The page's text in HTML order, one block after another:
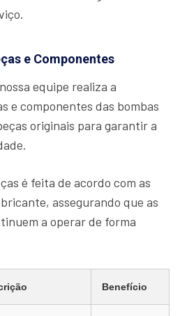
e Componentes
equipe realiza a
e componentes das bombas
originais para garantir a
é feita de acordo com as
assegurando que as
a operar de forma
Benefício